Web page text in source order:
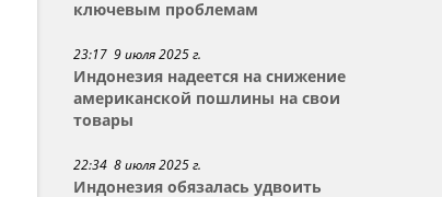
ключевым проблемам
23:17 9 июля 2025 г.
Индонезия надеется на снижение
американской пошлины на свои
товары
22:34 8 июля 2025 г.
Индонезия обязалась удвоить